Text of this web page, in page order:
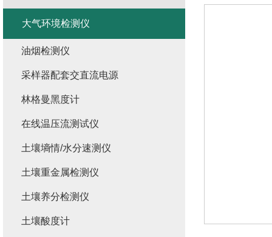
大气环境检测仪
油烟检测仪
采样器配套交直流电源
林格曼黑度计
在线温压流测试仪
土壤墒情/水分速测仪
土壤重金属检测仪
土壤养分检测仪
土壤酸度计